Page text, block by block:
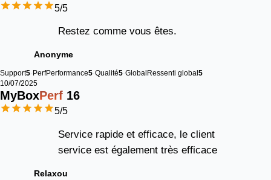
5/5
Restez comme vous êtes.
Anonyme
Support5 PerfPerformance5 Qualité5 Global Ressenti global 5
10/07/2025
MyBoxPerf 16
5/5
Service rapide et efficace, le client
service est également très efficace
Relaxou